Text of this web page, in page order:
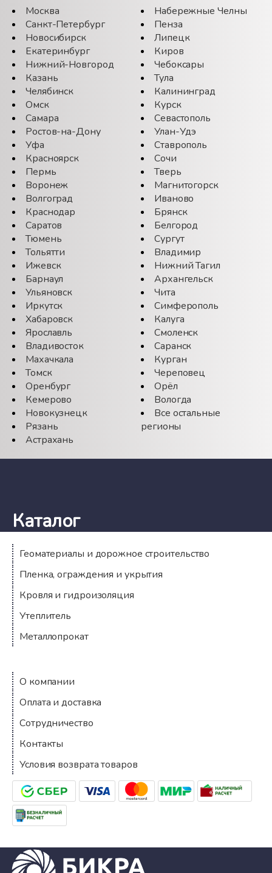
Москва
Санкт-Петербург
Новосибирск
Екатеринбург
Нижний-Новгород
Казань
Челябинск
Омск
Самара
Ростов-на-Дону
Уфа
Красноярск
Пермь
Воронеж
Волгоград
Краснодар
Саратов
Тюмень
Тольятти
Ижевск
Барнаул
Ульяновск
Иркутск
Хабаровск
Ярославль
Владивосток
Махачкала
Томск
Оренбург
Кемерово
Новокузнецк
Рязань
Астрахань
Набережные Челны
Пенза
Липецк
Киров
Чебоксары
Тула
Калининград
Курск
Севастополь
Улан-Удэ
Ставрополь
Сочи
Тверь
Магнитогорск
Иваново
Брянск
Белгород
Сургут
Владимир
Нижний Тагил
Архангельск
Чита
Симферополь
Калуга
Смоленск
Саранск
Курган
Череповец
Орёл
Вологда
Все остальные
регионы
Каталог
Геоматериалы и дорожное строительство
Пленка, ограждения и укрытия
Кровля и гидроизоляция
Утеплитель
Металлопрокат
Компания
О компании
Оплата и доставка
Сотрудничество
Контакты
Условия возврата товаров